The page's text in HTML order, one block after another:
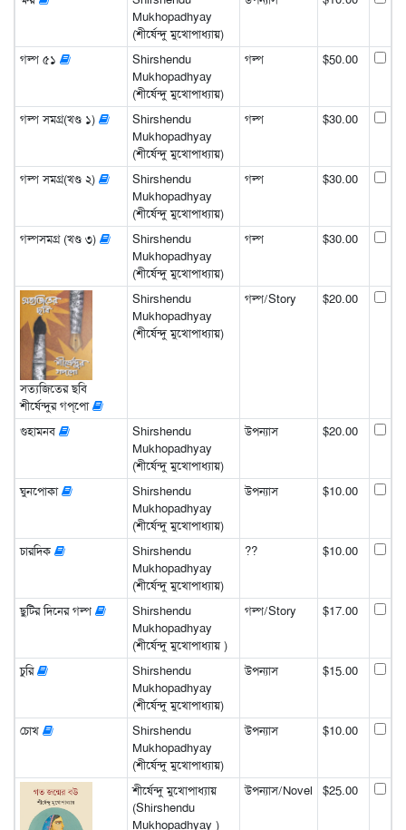
Mukhopadhyay
(শীর্ষেন্দু মুখোপাধ্যায়)
গল্প ৫১
Shirshendu
Mukhopadhyay
(শীর্ষেন্দু মুখোপাধ্যায়)
গল্প $50.00
গল্প সমগ্র(খণ্ড ১)
Shirshendu
Mukhopadhyay
(শীর্ষেন্দু মুখোপাধ্যায়)
গল্প $30.00
গল্প সমগ্র(খণ্ড ২)
Shirshendu
Mukhopadhyay
(শীর্ষেন্দু মুখোপাধ্যায়)
গল্প $30.00
গল্পসমগ্র (খণ্ড ৩)
Shirshendu
Mukhopadhyay
(শীর্ষেন্দু মুখোপাধ্যায়)
গল্প $30.00
সত্যজিতের ছবি
শীর্ষেন্দুর গপ্‌পো
Shirshendu
Mukhopadhyay
(শীর্ষেন্দু মুখোপাধ্যায়)
গল্প/Story $20.00
গুহামনব
Shirshendu
Mukhopadhyay
(শীর্ষেন্দু মুখোপাধ্যায়)
উপন্যাস $20.00
ঘুনপোকা
Shirshendu
Mukhopadhyay
(শীর্ষেন্দু মুখোপাধ্যায়)
উপন্যাস $10.00
চারদিক
Shirshendu
Mukhopadhyay
(শীর্ষেন্দু মুখোপাধ্যায়)
?? $10.00
ছুটির দিনের গল্প
Shirshendu
Mukhopadhyay
(শীর্ষেন্দু মুখোপাধ্যায় )
গল্প/Story $17.00
চুরি
Shirshendu
Mukhopadhyay
(শীর্ষেন্দু মুখোপাধ্যায়)
উপন্যাস $15.00
চোখ
Shirshendu
Mukhopadhyay
(শীর্ষেন্দু মুখোপাধ্যায়)
উপন্যাস $10.00
শীর্ষেন্দু মুখোপাধ্যায়
(Shirshendu
Mukhopadhyay )
উপন্যাস/Novel $25.00